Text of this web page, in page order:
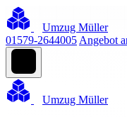
Umzug Müller
01579-2644005 Angebot
Umzug Müller